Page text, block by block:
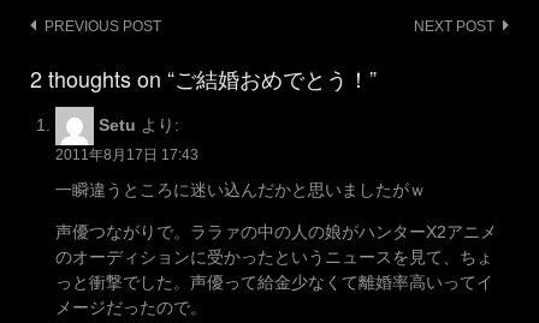
Post
PREVIOUS POST NEXT POST
2 thoughts on “ご結婚おめでとう！”
Setu より:
2011年8月17日 17:43
一瞬違うところに迷い込んだかと思いましたがｗ
声優つながりで。ララァの中の人の娘がハンターX2アニメ
のオーディションに受かったというニュースを見て、ちょ
っと衝撃でした。声優って給金少なくて離婚率高いってイ
メージだったので。